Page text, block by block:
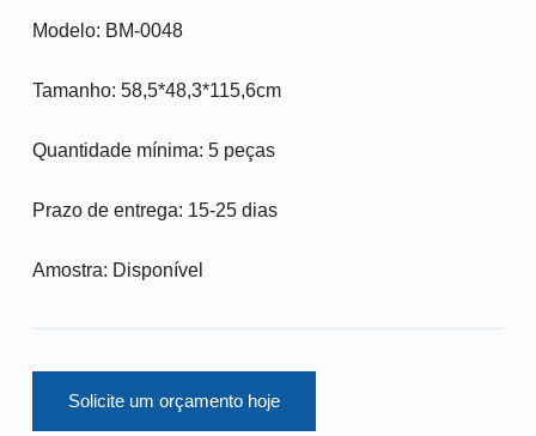
Modelo: BM-0048
Tamanho: 58,5*48,3*115,6cm
Quantidade mínima: 5 peças
Prazo de entrega: 15-25 dias
Amostra: Disponível
Solicite um orçamento hoje